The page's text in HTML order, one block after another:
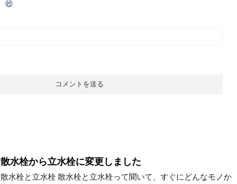
散水栓から立水栓に変更しました
散水栓と立水栓 散水栓と立水栓って聞いて、すぐにどんなモノか